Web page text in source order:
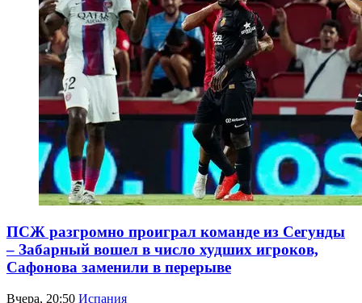
ПСЖ разгромно проиграл команде из Сегунды
– Забарный вошел в число худших игроков,
Сафонова заменили в перерыве
Вчера, 20:50 Испания